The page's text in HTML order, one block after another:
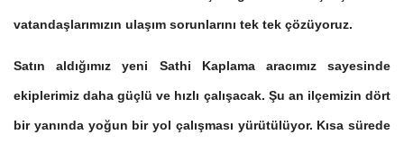
vatandaşlarımızın ulaşım sorunlarını tek tek çözüyoruz.
Satın aldığımız yeni Sathi Kaplama aracımız sayesinde
ekiplerimiz daha güçlü ve hızlı çalışacak. Şu an ilçemizin dört
bir yanında yoğun bir yol çalışması yürütülüyor. Kısa sürede